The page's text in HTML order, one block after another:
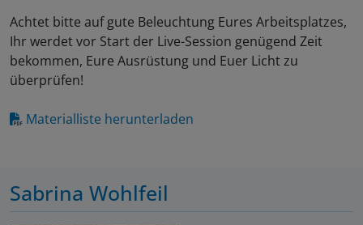
Achtet bitte auf gute Beleuchtung Eures Arbeitsplatzes,
Ihr werdet vor Start der Live-Session genügend Zeit
bekommen, Eure Ausrüstung und Euer Licht zu
überprüfen!
Materialliste herunterladen
Sabrina Wohlfeil